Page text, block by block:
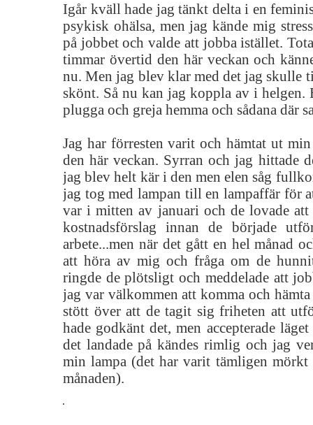
Igår kväll hade jag tänkt delta i en
psykisk ohälsa, men jag kände mig
på jobbet och valde att jobba istället.
timmar övertid den här veckan och
nu. Men jag blev klar med det jag skulle
skönt. Så nu kan jag koppla av i helgen.
plugga och greja hemma och sådana där
Jag har förresten varit och hämtat ut
den här veckan. Syrran och jag hittade
jag blev helt kär i den men elen såg
jag tog med lampan till en lampaffär för
var i mitten av januari och de lovade
kostnadsförslag innan de började
arbete...men när det gått en hel månad
att höra av mig och fråga om de
ringde de plötsligt och meddelade att
jag var välkommen att komma och
stött över att de tagit sig friheten att
hade godkänt det, men accepterade
det landade på kändes rimlig och jag
min lampa (det har varit tämligen mörkt
månaden).